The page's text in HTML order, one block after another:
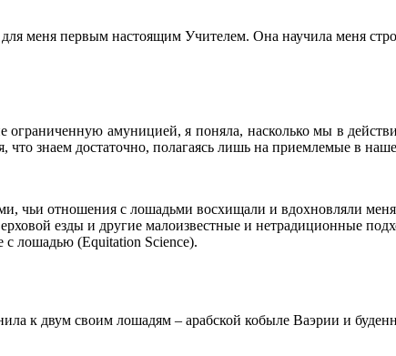
меня первым настоящим Учителем. Она научила меня
амуницией, я поняла, насколько мы в
что знаем достаточно, полагаясь лишь на приемлемые в
чьи отношения с лошадьми восхищали и вдохновляли
езды и другие малоизвестные и нетрадиционные
с лошадью (Equitation Science).
к двум своим лошадям – арабской кобыле Ваэрии и